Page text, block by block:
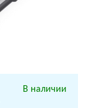
В наличии